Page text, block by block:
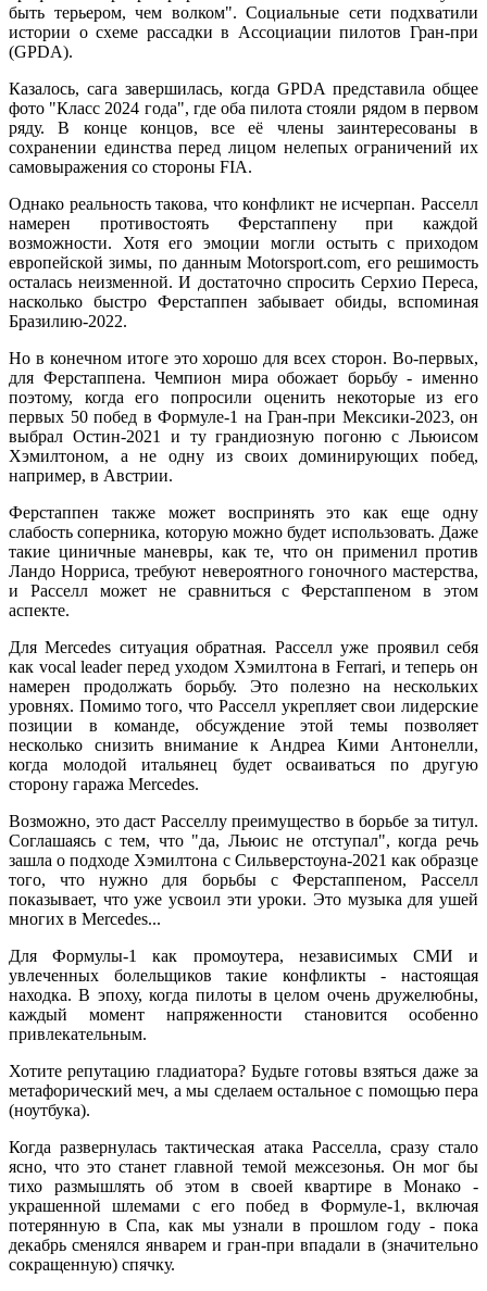
быть терьером, чем волком". Социальные сети подхватили
истории о схеме рассадки в Ассоциации пилотов Гран-при
(GPDA).
Казалось, сага завершилась, когда GPDA представила общее
фото "Класс 2024 года", где оба пилота стояли рядом в первом
ряду. В конце концов, все её члены заинтересованы в
сохранении единства перед лицом нелепых ограничений их
самовыражения со стороны FIA.
Однако реальность такова, что конфликт не исчерпан. Расселл
намерен противостоять Ферстаппену при каждой
возможности. Хотя его эмоции могли остыть с приходом
европейской зимы, по данным Motorsport.com, его решимость
осталась неизменной. И достаточно спросить Серхио Переса,
насколько быстро Ферстаппен забывает обиды, вспоминая
Бразилию-2022.
Но в конечном итоге это хорошо для всех сторон. Во-первых,
для Ферстаппена. Чемпион мира обожает борьбу - именно
поэтому, когда его попросили оценить некоторые из его
первых 50 побед в Формуле-1 на Гран-при Мексики-2023, он
выбрал Остин-2021 и ту грандиозную погоню с Льюисом
Хэмилтоном, а не одну из своих доминирующих побед,
например, в Австрии.
Ферстаппен также может воспринять это как еще одну
слабость соперника, которую можно будет использовать. Даже
такие циничные маневры, как те, что он применил против
Ландо Норриса, требуют невероятного гоночного мастерства,
и Расселл может не сравниться с Ферстаппеном в этом
аспекте.
Для Mercedes ситуация обратная. Расселл уже проявил себя
как vocal leader перед уходом Хэмилтона в Ferrari, и теперь он
намерен продолжать борьбу. Это полезно на нескольких
уровнях. Помимо того, что Расселл укрепляет свои лидерские
позиции в команде, обсуждение этой темы позволяет
несколько снизить внимание к Андреа Кими Антонелли,
когда молодой итальянец будет осваиваться по другую
сторону гаража Mercedes.
Возможно, это даст Расселлу преимущество в борьбе за титул.
Соглашаясь с тем, что "да, Льюис не отступал", когда речь
зашла о подходе Хэмилтона с Сильверстоуна-2021 как образце
того, что нужно для борьбы с Ферстаппеном, Расселл
показывает, что уже усвоил эти уроки. Это музыка для ушей
многих в Mercedes...
Для Формулы-1 как промоутера, независимых СМИ и
увлеченных болельщиков такие конфликты - настоящая
находка. В эпоху, когда пилоты в целом очень дружелюбны,
каждый момент напряженности становится особенно
привлекательным.
Хотите репутацию гладиатора? Будьте готовы взяться даже за
метафорический меч, а мы сделаем остальное с помощью пера
(ноутбука).
Когда развернулась тактическая атака Расселла, сразу стало
ясно, что это станет главной темой межсезонья. Он мог бы
тихо размышлять об этом в своей квартире в Монако -
украшенной шлемами с его побед в Формуле-1, включая
потерянную в Спа, как мы узнали в прошлом году - пока
декабрь сменялся январем и гран-при впадали в (значительно
сокращенную) спячку.